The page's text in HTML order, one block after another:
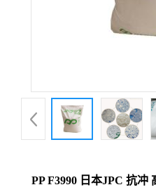
PP F3990 日本JPC 抗冲